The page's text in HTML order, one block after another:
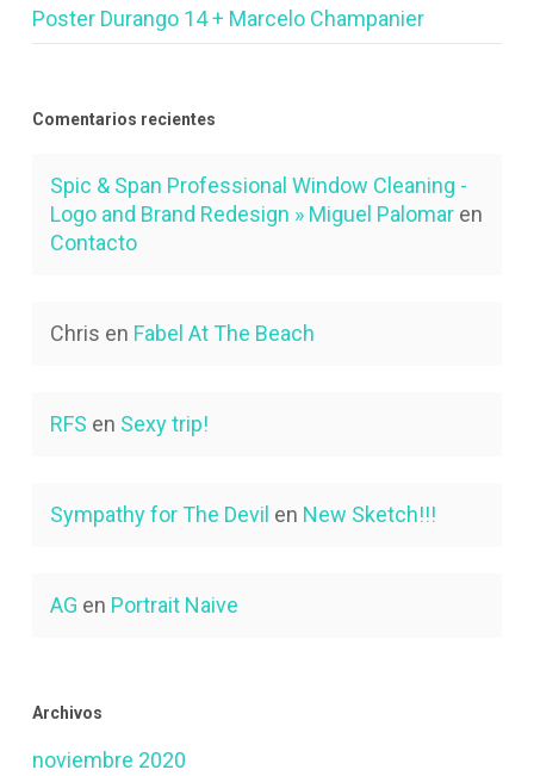
Poster Durango 14 + Marcelo Champanier
Comentarios recientes
Spic & Span Professional Window Cleaning -
Logo and Brand Redesign » Miguel Palomaren
Contacto
Chris en Fabel At The Beach
RFS en Sexy trip!
Sympathy for The Devil en New Sketch!!!
AG en Portrait Naive
Archivos
noviembre 2020